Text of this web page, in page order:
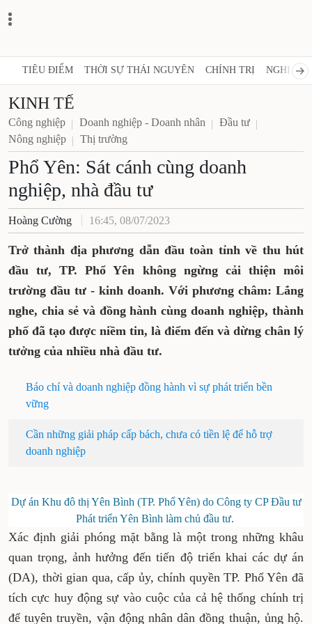
TIÊU ĐIỂM THỜI SỰ THÁI NGUYÊN CHÍNH TRỊ NGHỊ
KINH TẾ
Công nghiệp Doanh nghiệp - Doanh nhân
Đầu tư
Nông nghiệp
Thị trường
Phổ Yên: Sát cánh cùng doanh
nghiệp, nhà đầu tư
Hoàng Cường 16:45, 08/07/2023
Trở thành địa phương dẫn đầu toàn tỉnh về thu hút
đầu tư, TP. Phổ Yên không ngừng cải thiện môi
trường đầu tư - kinh doanh. Với phương châm: Lắng
nghe, chia sẻ và đồng hành cùng doanh nghiệp, thành
phố đã tạo được niềm tin, là điểm đến và dừng chân lý
tưởng của nhiều nhà đầu tư.
Báo chí và doanh nghiệp đồng hành vì sự phát triển bền
vững
Cần những giải pháp cấp bách, chưa có tiền lệ để hỗ trợ
doanh nghiệp
Dự án Khu đô thị Yên Bình (TP. Phổ Yên) do Công ty CP Đầu tư
Phát triển Yên Bình làm chủ đầu tư.
Xác định giải phóng mặt bằng là một trong những khâu
quan trọng, ảnh hưởng đến tiến độ triển khai các dự án
(DA), thời gian qua, cấp ủy, chính quyền TP. Phổ Yên đã
tích cực huy động sự vào cuộc của cả hệ thống chính trị
để tuyên truyền, vận động nhân dân đồng thuận, ủng hộ.